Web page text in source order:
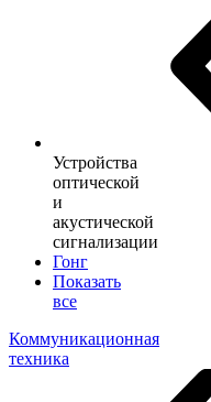
Устройства
оптической
и
акустической
сигнализации
Гонг
Показать
все
Коммуникационная
техника